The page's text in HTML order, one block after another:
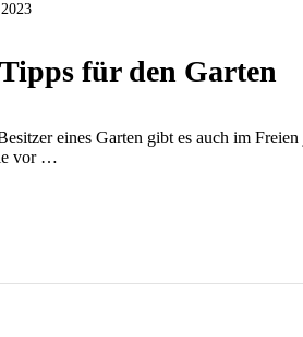
für den Garten
eines Garten gibt es auch im
vor …